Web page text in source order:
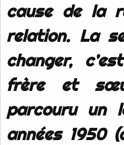
cause de la
relation. La
changer,
frère et
parcouru un
années 1950